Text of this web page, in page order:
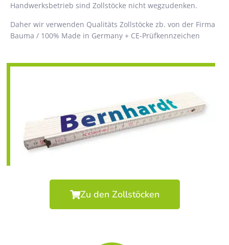
Handwerksbetrieb sind Zollstöcke nicht wegzudenken.
Daher wir verwenden Qualitäts Zollstöcke zb. von der Firma
Bauma / 100% Made in Germany + CE-Prüfkennzeichen
Zu den Zollstöcken